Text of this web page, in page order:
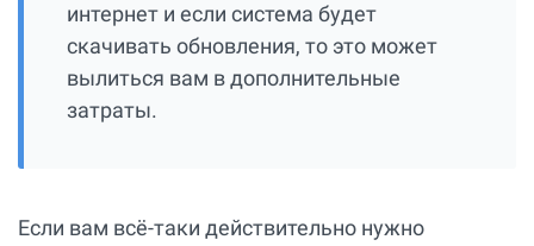
интернет и если система будет
скачивать обновления, то это может
вылиться вам в дополнительные
затраты.
Если вам всё-таки действительно нужно